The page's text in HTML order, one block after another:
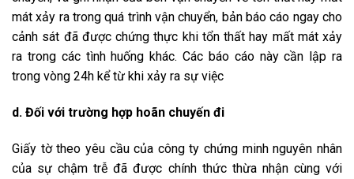
mát xảy ra trong quá trình vận chuyển, bản báo cáo ngay cho
cảnh sát đã được chứng thực khi tổn thất hay mất mát xảy
ra trong các tình huống khác. Các báo cáo này cần lập ra
trong vòng 24h kể từ khi xảy ra sự việc
d. Đối với trường hợp hoãn chuyến đi
Giấy tờ theo yêu cầu của công ty chứng minh nguyên nhân
của sự chậm trễ đã được chính thức thừa nhận cùng với